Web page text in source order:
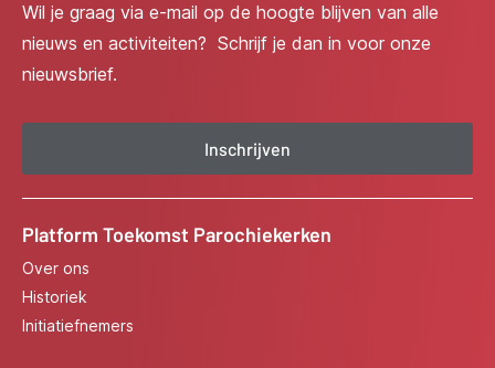
Wil je graag via e-mail op de hoogte blijven van alle
nieuws en activiteiten? Schrijf je dan in voor onze
nieuwsbrief.
Inschrijven
Platform Toekomst Parochiekerken
Over ons
Historiek
Initiatiefnemers